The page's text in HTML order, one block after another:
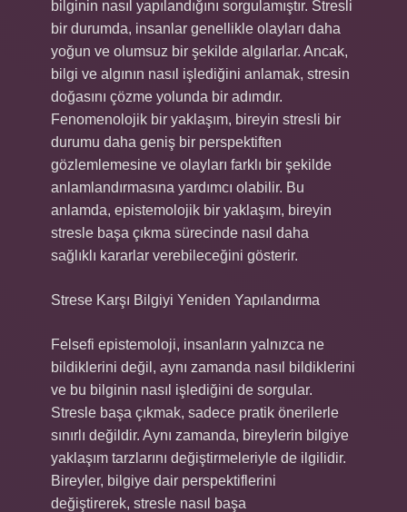
bilginin nasıl yapılandığını sorgulamıştır. Stresli
bir durumda, insanlar genellikle olayları daha
yoğun ve olumsuz bir şekilde algılarlar. Ancak,
bilgi ve algının nasıl işlediğini anlamak, stresin
doğasını çözme yolunda bir adımdır.
Fenomenolojik bir yaklaşım, bireyin stresli bir
durumu daha geniş bir perspektiften
gözlemlemesine ve olayları farklı bir şekilde
anlamlandırmasına yardımcı olabilir. Bu
anlamda, epistemolojik bir yaklaşım, bireyin
stresle başa çıkma sürecinde nasıl daha
sağlıklı kararlar verebileceğini gösterir.
Strese Karşı Bilgiyi Yeniden Yapılandırma
Felsefi epistemoloji, insanların yalnızca ne
bildiklerini değil, aynı zamanda nasıl bildiklerini
ve bu bilginin nasıl işlediğini de sorgular.
Stresle başa çıkmak, sadece pratik önerilerle
sınırlı değildir. Aynı zamanda, bireylerin bilgiye
yaklaşım tarzlarını değiştirmeleriyle de ilgilidir.
Bireyler, bilgiye dair perspektiflerini
değiştirerek, stresle nasıl başa